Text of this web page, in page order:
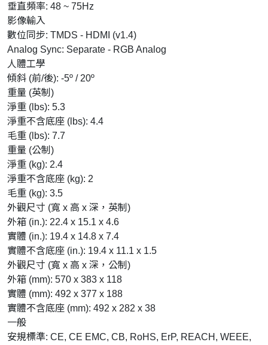
垂直頻率: 48 ~ 75Hz
影像輸入
數位同步: TMDS - HDMI (v1.4)
Analog Sync: Separate - RGB Analog
人體工學
傾斜 (前/後): -5º / 20º
重量 (英制)
淨重 (lbs): 5.3
淨重不含底座 (lbs): 4.4
毛重 (lbs): 7.7
重量 (公制)
淨重 (kg): 2.4
淨重不含底座 (kg): 2
毛重 (kg): 3.5
外觀尺寸 (寬 x 高 x 深，英制)
外箱 (in.): 22.4 x 15.1 x 4.6
實體 (in.): 19.4 x 14.8 x 7.4
實體不含底座 (in.): 19.4 x 11.1 x 1.5
外觀尺寸 (寬 x 高 x 深，公制)
外箱 (mm): 570 x 383 x 118
實體 (mm): 492 x 377 x 188
實體不含底座 (mm): 492 x 282 x 38
一般
安規標準: CE, CE EMC, CB, RoHS, ErP, REACH, WEEE,